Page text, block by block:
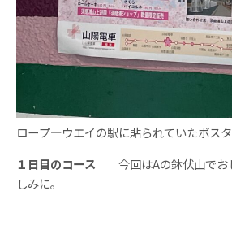
ロープ―ウエイの駅に貼られていたポス
１日目のコース 今回はAの鉢伏山でお
しみに。